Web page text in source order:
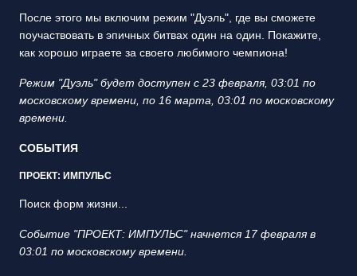
После этого мы включим режим "Дуэль", где вы сможете
поучаствовать в эпичных битвах один на один. Покажите,
как хорошо играете за своего любимого чемпиона!
Режим "Дуэль" будет доступен с 23 февраля, 03:01 по
московскому времени, по 16 марта, 03:01 по московскому
времени.
СОБЫТИЯ
ПРОЕКТ: ИМПУЛЬС
Поиск форм жизни...
Событие "ПРОЕКТ: ИМПУЛЬС" начнется 17 февраля в
03:01 по московскому времени.